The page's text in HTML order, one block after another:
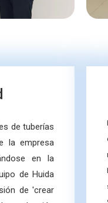
de tuberías
la empresa
en la
de Huida
de 'crear